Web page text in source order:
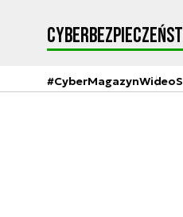
#CyberMagazynWideo